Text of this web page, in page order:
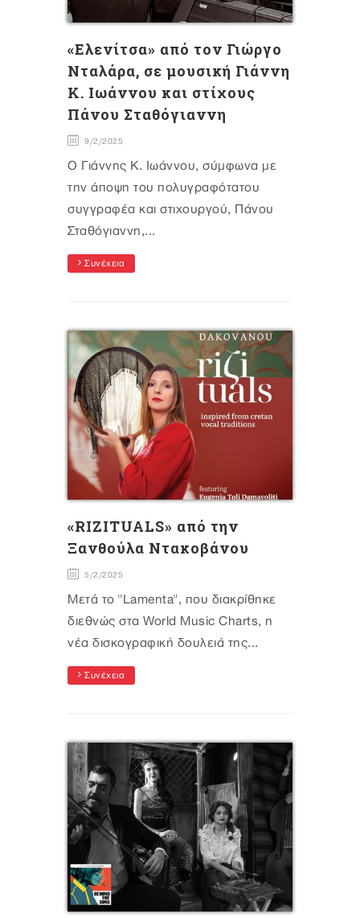
«Eλενίτσα» από τον Γιώργο
Νταλάρα, σε μουσική Γιάννη
Κ. Ιωάννου και στίχους
Πάνου Σταθόγιαννη
9/2/2025
Ο Γιάννης Κ. Ιωάννου, σύμφωνα με
την άποψη του πολυγραφότατου
συγγραφέα και στιχουργού, Πάνου
Σταθόγιαννη,...
Συνέχεια
«RIZITUALS» από την
Ξανθούλα Ντακοβάνου
5/2/2025
Μετά το "Lamenta", που διακρίθηκε
διεθνώς στα World Music Charts, η
νέα δισκογραφική δουλειά της...
Συνέχεια